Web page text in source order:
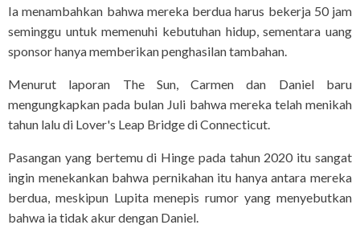
Ia menambahkan bahwa mereka berdua harus bekerja 50 jam
seminggu untuk memenuhi kebutuhan hidup, sementara uang
sponsor hanya memberikan penghasilan tambahan.
Menurut laporan The Sun, Carmen dan Daniel baru
mengungkapkan pada bulan Juli bahwa mereka telah menikah
tahun lalu di Lover's Leap Bridge di Connecticut.
Pasangan yang bertemu di Hinge pada tahun 2020 itu sangat
ingin menekankan bahwa pernikahan itu hanya antara mereka
berdua, meskipun Lupita menepis rumor yang menyebutkan
bahwa ia tidak akur dengan Daniel.